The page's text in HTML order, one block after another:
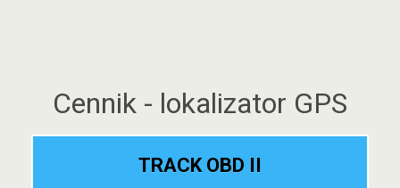
Cennik - lokalizator GPS
TRACK OBD II